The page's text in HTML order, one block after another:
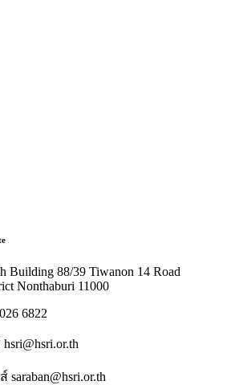
Building 88/39 Tiwanon 14 Road
Nonthaburi 11000
6822